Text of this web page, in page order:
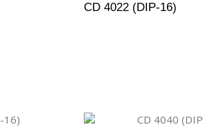
CD 4022 (DIP-16)